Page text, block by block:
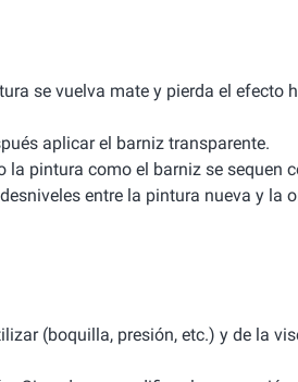
se vuelva mate y pierda el efecto
aplicar el barniz transparente.
pintura como el barniz se sequen
entre la pintura nueva y la
(boquilla, presión, etc.) y de la